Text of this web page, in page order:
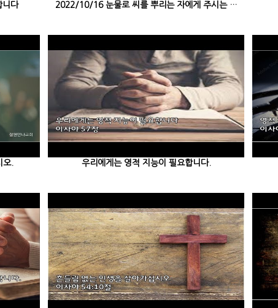
니다 2022/10/16 눈물로 씨를 뿌리는 자에게 주시는 …
오. 우리에게는 영적 지능이 필요합니다.